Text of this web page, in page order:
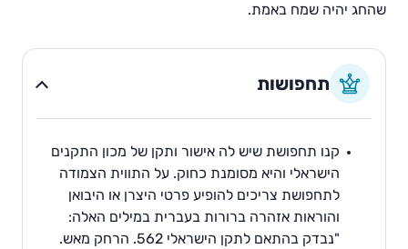
שהחג יהיה שמח באמת.
תחפושות
קנו תחפושת שיש לה אישור ותקן של מכון התקנים
הישראלי והיא מסומנת כחוק. על התווית הצמודה
לתחפושת צריכים להופיע פרטי היצרן או היבואן
והוראות אזהרה ברורות בעברית במילים האלה:
"נבדק בהתאם לתקן הישראלי 562. הרחק מאש.